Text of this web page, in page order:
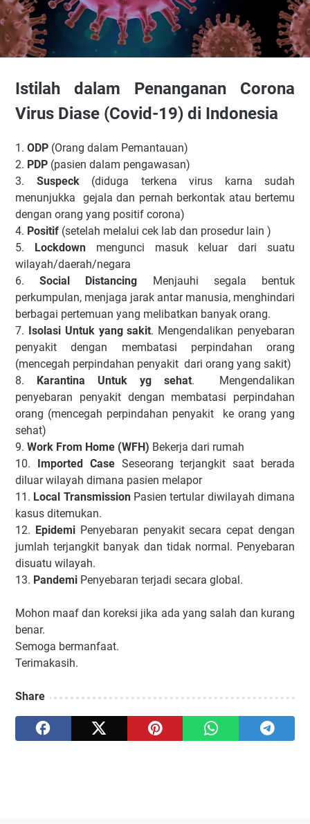
Istilah dalam Penanganan Corona
Virus Diase (Covid-19) di Indonesia
1. ODP (Orang dalam Pemantauan)
2. PDP (pasien dalam pengawasan)
3. Suspeck(diduga terkena virus karna sudah
menunjukka gejala dan pernah berkontak atau bertemu
dengan orang yang positif corona)
4. Positif (setelah melalui cek lab dan prosedur lain )
5. Lockdownmengunci masuk keluar dari suatu
wilayah/daerah/negara
6.Social Distancing Menjauhi segala bentuk
perkumpulan, menjaga jarak antar manusia, menghindari
berbagai pertemuan yang melibatkan banyak orang.
7. Isolasi Untuk yang sakit. Mengendalikan penyebaran
penyakit dengan membatasi perpindahan orang
(mencegah perpindahan penyakit dari orang yang sakit)
8. Karantina Untuk yg sehat. Mengendalikan
penyebaran penyakit dengan membatasi perpindahan
orang (mencegah perpindahan penyakit ke orang yang
sehat)
9. Work From Home (WFH) Bekerja dari rumah
10. Imported CaseSeseorang terjangkit saat berada
diluar wilayah dimana pasien melapor
11. Local TransmissionPasien tertular diwilayah dimana
kasus ditemukan.
12. EpidemiPenyebaran penyakit secara cepat dengan
jumlah terjangkit banyak dan tidak normal. Penyebaran
disuatu wilayah.
13. Pandemi Penyebaran terjadi secara global.
Mohon maaf dan koreksi jika ada yang salah dan kurang
benar.
Semoga bermanfaat.
Terimakasih.
Share